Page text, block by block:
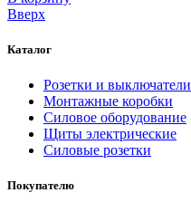
Вверх
Каталог
Розетки и выключатели
Монтажные коробки
Силовое оборудование
Щиты электрические
Силовые розетки
Покупателю